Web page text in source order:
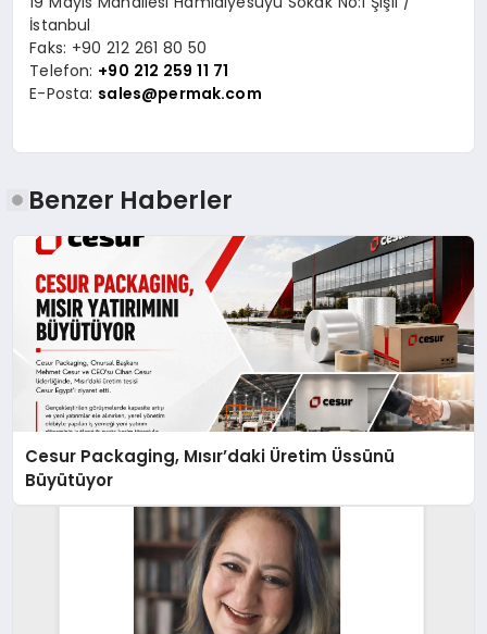
İstanbul
Faks: +90 212 261 80 50
Telefon: +90 212 259 11 71
E-Posta: sales@permak.com
Benzer Haberler
Cesur Packaging, Mısır’daki Üretim Üssünü
Büyütüyor